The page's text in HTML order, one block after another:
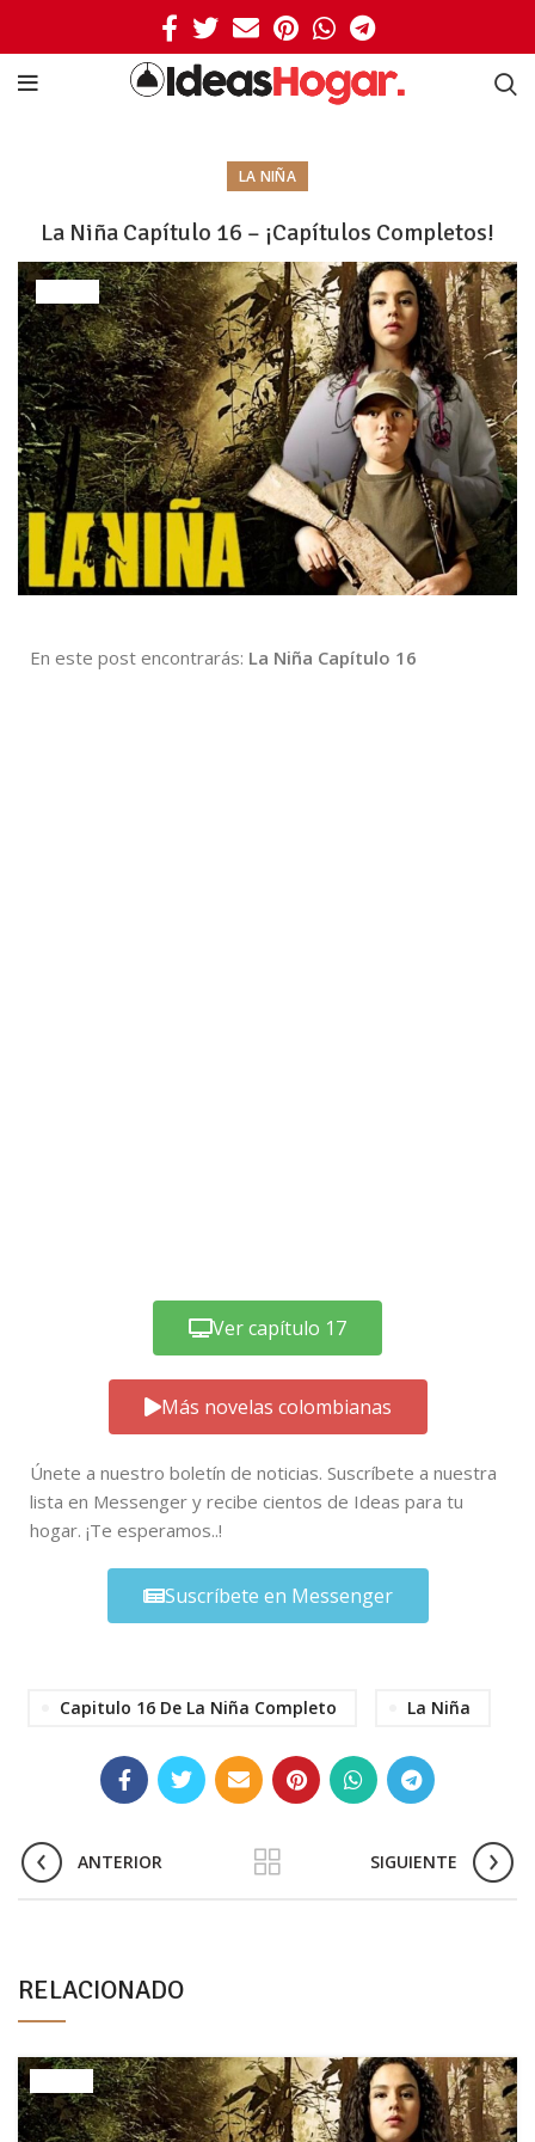
LA NIÑA
La Niña Capítulo 16 – ¡Capítulos Completos!
En este post encontrarás: La Niña Capítulo 16
Ver capítulo 17
Más novelas colombianas
Únete a nuestro boletín de noticias. Suscríbete a nuestra
lista en Messenger y recibe cientos de Ideas para tu
hogar. ¡Te esperamos..!
Suscríbete en Messenger
Capitulo 16 De La Niña Completo La Niña
ANTERIOR SIGUIENTE
RELACIONADO